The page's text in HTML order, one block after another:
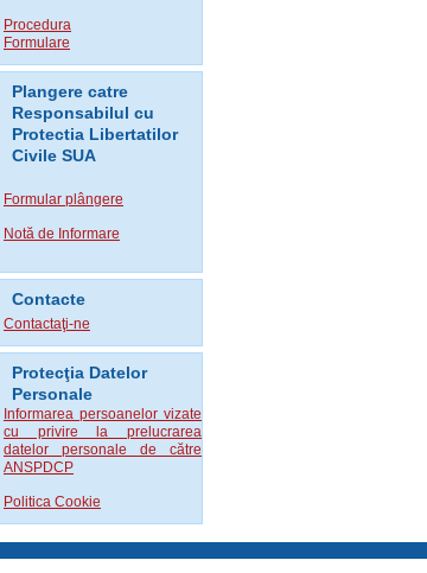
Procedura
Formulare
Plangere catre
Responsabilul cu
Protectia Libertatilor
Civile SUA
Formular plângere
Notă de Informare
Contacte
Contactaţi-ne
Protecţia Datelor
Personale
Informarea persoanelor vizate
cu privire la prelucrarea
datelor personale de către
ANSPDCP
Politica Cookie